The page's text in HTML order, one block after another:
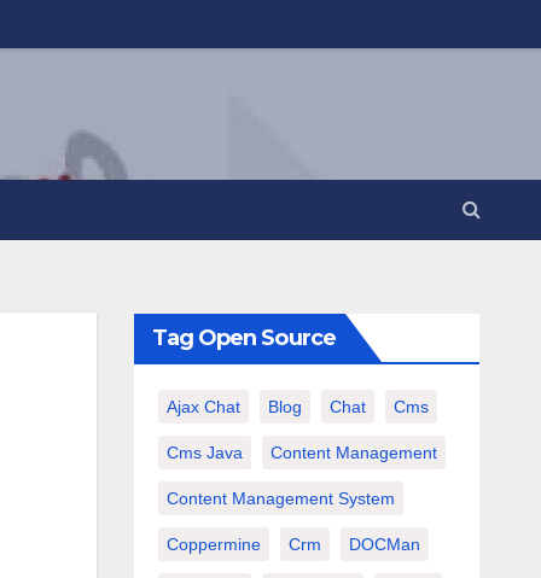
Tag Open Source
Ajax Chat Blog Chat Cms
Cms Java Content Management
Content Management System
Coppermine Crm DOCMan